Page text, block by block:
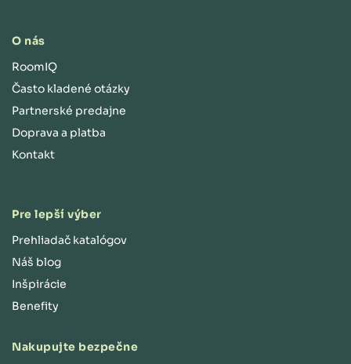
O nás
RoomIQ
Často kladené otázky
Partnerské predajne
Doprava a platba
Kontakt
Pre lepší výber
Prehliadač katalógov
Náš blog
Inšpirácie
Benefity
Nakupujte bezpečne